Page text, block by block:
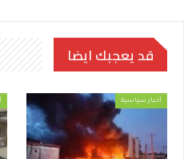
قد يعجبك ايضا
أخبار سياسية